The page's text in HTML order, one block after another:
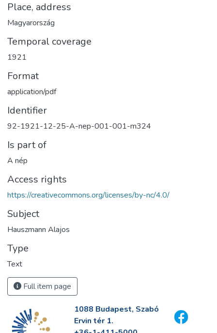
Place, address
Magyarország
Temporal coverage
1921
Format
application/pdf
Identifier
92-1921-12-25-A-nep-001-001-m324
Is part of
A nép
Access rights
https://creativecommons.org/licenses/by-nc/4.0/
Subject
Hauszmann Alajos
Type
Text
Full item page
1088 Budapest, Szabó
Ervin tér 1.